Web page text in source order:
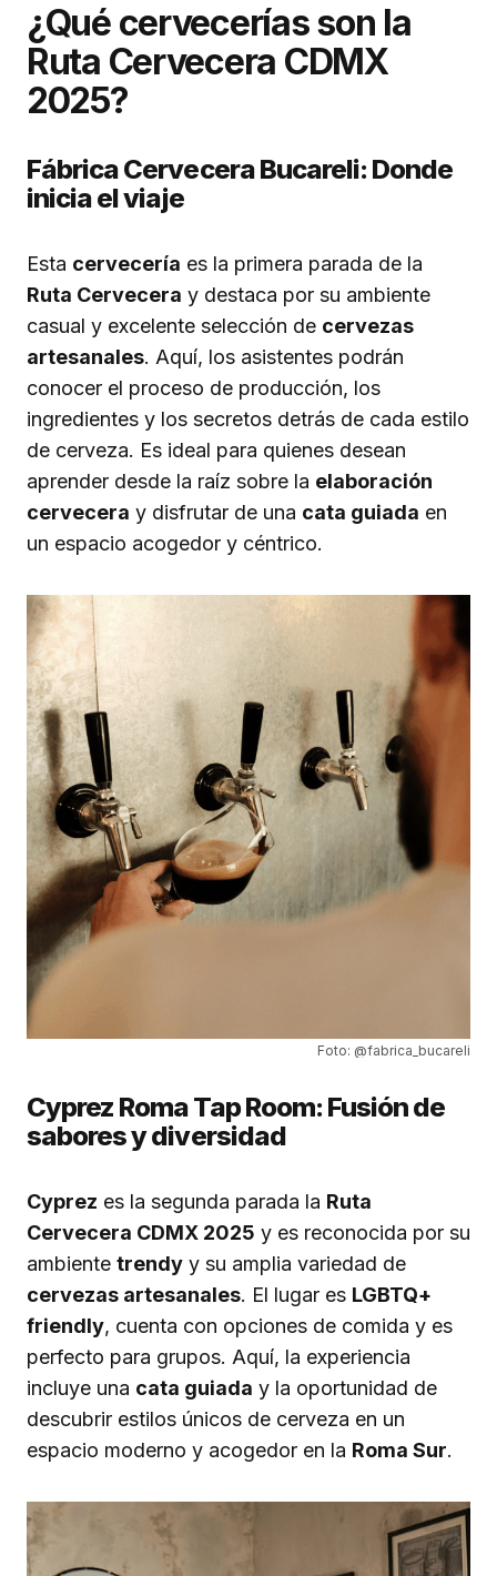
¿Qué cervecerías son la
Ruta Cervecera CDMX
2025?
Fábrica Cervecera Bucareli: Donde
inicia el viaje
Esta cervecería es la primera parada de la
Ruta Cervecera y destaca por su ambiente
casual y excelente selección de cervezas
artesanales. Aquí, los asistentes podrán
conocer el proceso de producción, los
ingredientes y los secretos detrás de cada estilo
de cerveza. Es ideal para quienes desean
aprender desde la raíz sobre la elaboración
cervecera y disfrutar de una cata guiada en
un espacio acogedor y céntrico.
Foto: @fabrica_bucareli
Cyprez Roma Tap Room: Fusión de
sabores y diversidad
Cyprez es la segunda parada la Ruta
Cervecera CDMX 2025 y es reconocida por su
ambiente trendy y su amplia variedad de
cervezas artesanales. El lugar es LGBTQ+
friendly, cuenta con opciones de comida y es
perfecto para grupos. Aquí, la experiencia
incluye una cata guiada y la oportunidad de
descubrir estilos únicos de cerveza en un
espacio moderno y acogedor en la Roma Sur.